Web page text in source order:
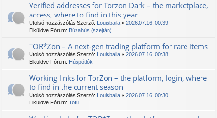
Verified addresses for Torzon Dark – the marketplace,
access, where to find in this year
Utolsó hozzászólás Szerző: Louisbaila « 2026.07.16. 00:39
Elküldve Fórum: Búzahús (szejtán)
TOR*Zon – A next-gen trading platform for rare items
Utolsó hozzászólás Szerző: Louisbaila « 2026.07.16. 00:38
Elküldve Fórum: Húspótlók
Working links for TorZon – the platform, login, where
to find in the current season
Utolsó hozzászólás Szerző: Louisbaila « 2026.07.16. 00:30
Elküldve Fórum: Tofu